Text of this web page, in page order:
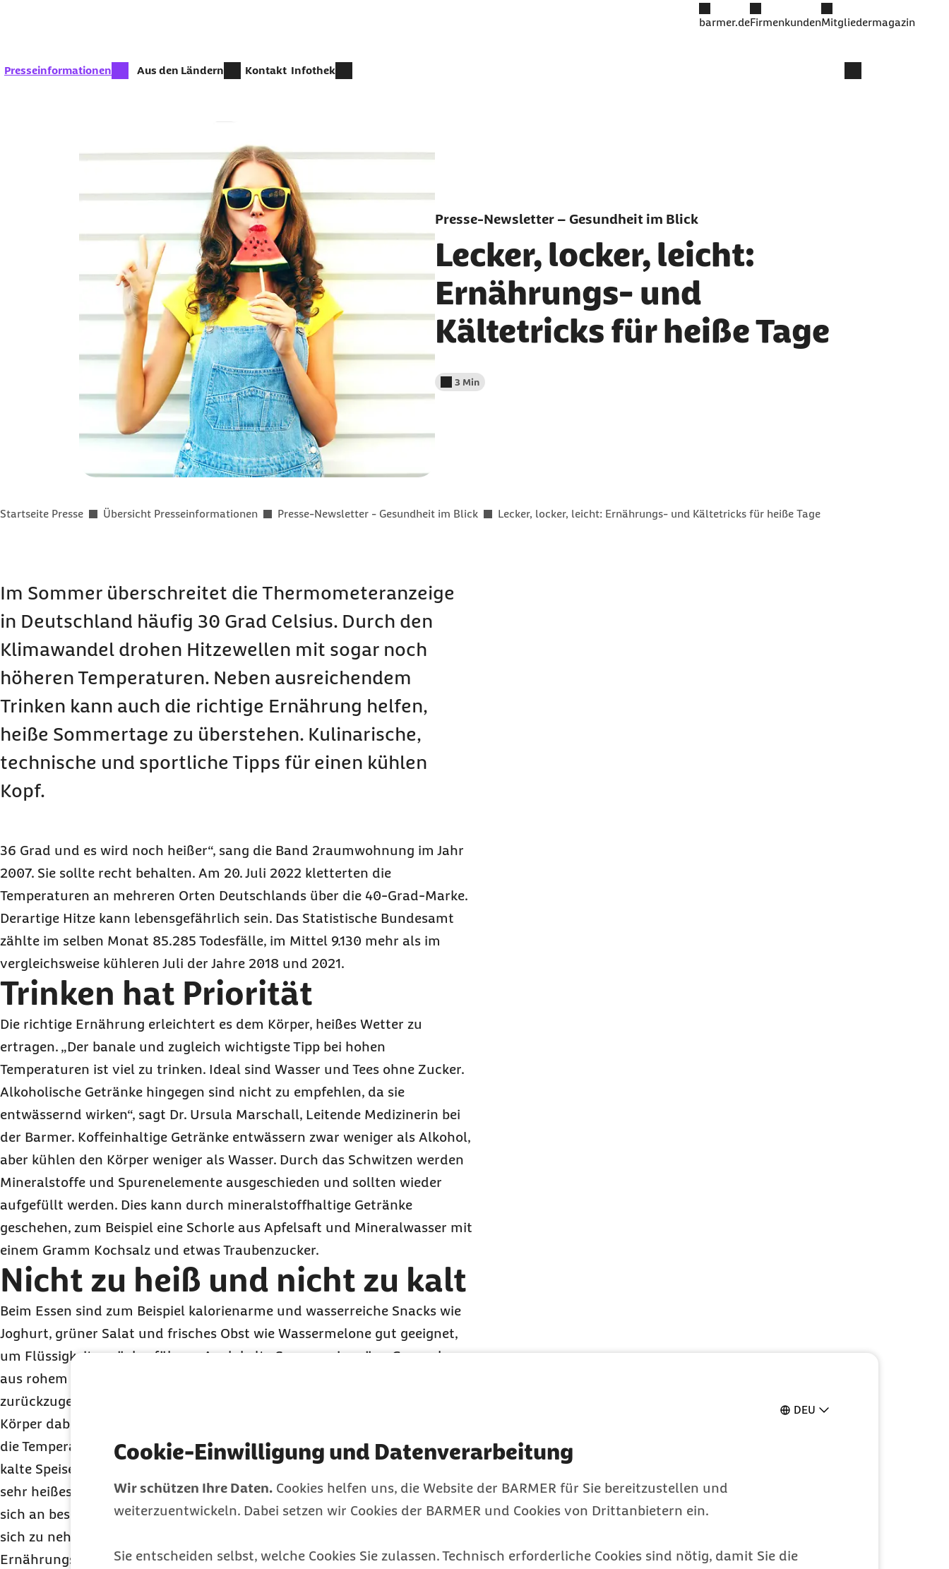
DEU
Cookie-Einwilligung und Datenverarbeitung
Wir schützen Ihre Daten. Cookies helfen uns, die Website der BARMER für Sie bereitzustellen und
weiterzuentwickeln. Dabei setzen wir Cookies der BARMER und Cookies von Drittanbietern ein.
Sie entscheiden selbst, welche Cookies Sie zulassen. Technisch erforderliche Cookies sind nötig, damit Sie die
barmer.deFirmenkundenMitgliedermagazin
zur Zeit aktiv:
Presseinformationen Aus den Ländern Kontakt Infothek
Presse-Newsletter – Gesundheit im Blick
Lecker, locker, leicht:
Ernährungs- und
Kältetricks für heiße Tage
Lesedauer weniger als
3 Min
Sie befinden sich hier:
Startseite Presse Übersicht Presseinformationen Presse-Newsletter - Gesundheit im Blick Lecker, locker, leicht: Ernährungs- und Kältetricks für heiße Tage
Im Sommer überschreitet die Thermometeranzeige
in Deutschland häufig 30 Grad Celsius. Durch den
Klimawandel drohen Hitzewellen mit sogar noch
höheren Temperaturen. Neben ausreichendem
Trinken kann auch die richtige Ernährung helfen,
heiße Sommertage zu überstehen. Kulinarische,
technische und sportliche Tipps für einen kühlen
Kopf.
36 Grad und es wird noch heißer“, sang die Band 2raumwohnung im Jahr
2007. Sie sollte recht behalten. Am 20. Juli 2022 kletterten die
Temperaturen an mehreren Orten Deutschlands über die 40-Grad-Marke.
Derartige Hitze kann lebensgefährlich sein. Das Statistische Bundesamt
zählte im selben Monat 85.285 Todesfälle, im Mittel 9.130 mehr als im
vergleichsweise kühleren Juli der Jahre 2018 und 2021.
Trinken hat Priorität
Die richtige Ernährung erleichtert es dem Körper, heißes Wetter zu
ertragen. „Der banale und zugleich wichtigste Tipp bei hohen
Temperaturen ist viel zu trinken. Ideal sind Wasser und Tees ohne Zucker.
Alkoholische Getränke hingegen sind nicht zu empfehlen, da sie
entwässernd wirken“, sagt Dr. Ursula Marschall, Leitende Medizinerin bei
der Barmer. Koffeinhaltige Getränke entwässern zwar weniger als Alkohol,
aber kühlen den Körper weniger als Wasser. Durch das Schwitzen werden
Mineralstoffe und Spurenelemente ausgeschieden und sollten wieder
aufgefüllt werden. Dies kann durch mineralstoffhaltige Getränke
geschehen, zum Beispiel eine Schorle aus Apfelsaft und Mineralwasser mit
einem Gramm Kochsalz und etwas Traubenzucker.
Nicht zu heiß und nicht zu kalt
Beim Essen sind zum Beispiel kalorienarme und wasserreiche Snacks wie
Joghurt, grüner Salat und frisches Obst wie Wassermelone gut geeignet,
um Flüssigkeit zurückzuführen. Auch kalte Suppen wie grüne Gazpacho
aus rohem Gemüse oder Tomatensuppe helfen hervorragend, Kraft
zurückzugeben. Sie sind zudem leicht verdaulich und unterstützen den
Körper dabei, sich auf die Hitzeabwehr zu konzentrieren. Im Hinblick auf
die Temperatur der Gerichte ist es ratsam, nicht eiskalt zu essen. Sehr
kalte Speisen regen den Körper nur dazu an, sich aufzuheizen. Doch auch
sehr heißes Essen kann zu Hitzewallungen führen. Deshalb empfiehlt es
sich an besonders warmen Tagen, Speisen mit moderater Temperatur zu
sich zu nehmen. Bei der Auswahl des Essens können die
Ernährungsgewohnheiten der Bewohner heißer Weltregionen